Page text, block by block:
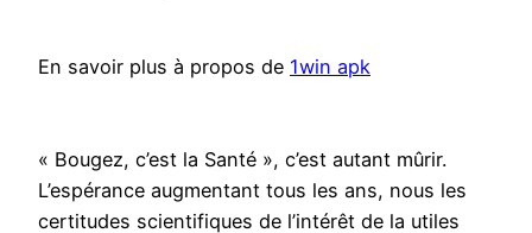
En savoir plus à propos de 1win apk
« Bougez, c’est la Santé », c’est autant mûrir.
L’espérance augmentant tous les ans, nous les
certitudes scientifiques de l’intérêt de la utiles